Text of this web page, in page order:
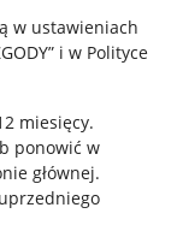
w ustawieniach
i w Polityce
miesięcy.
ponowić w
głównej.